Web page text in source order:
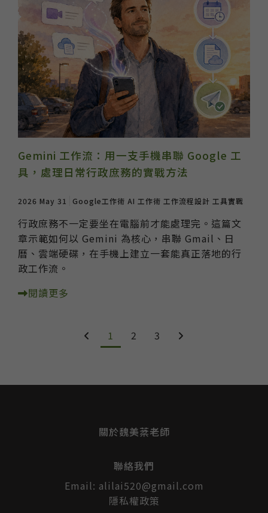
Gemini 工作流：用一支手機串聯 Google 工
具，處理日常行政庶務的實戰方法
2026 May 31 Google工作術 AI 工作術 工作流程設計 工具實戰
行政庶務不一定要坐在電腦前才能處理完。這篇文
章示範如何以 Gemini 為核心，串聯 Gmail、日
曆、雲端硬碟，在手機上建立一套能真正落地的行
政工作流。
閱讀更多
1 2 3
關於魏美棻老師
聯絡我們
Email: alilai520@gmail.com
隱私權政策